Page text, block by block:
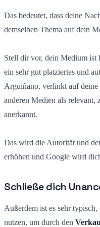
Das bedeutet, dass deine
demselben Thema auf dein
Stell dir vor, dein Medium ist
ein sehr gut platziertes und
Arguiñano, verlinkt auf
anderen Medien als
anerkannt.
Das wird die Autorität und
erhöhen und Google wird
Schließe dich
Außerdem ist es sehr
nutzen, um durch den